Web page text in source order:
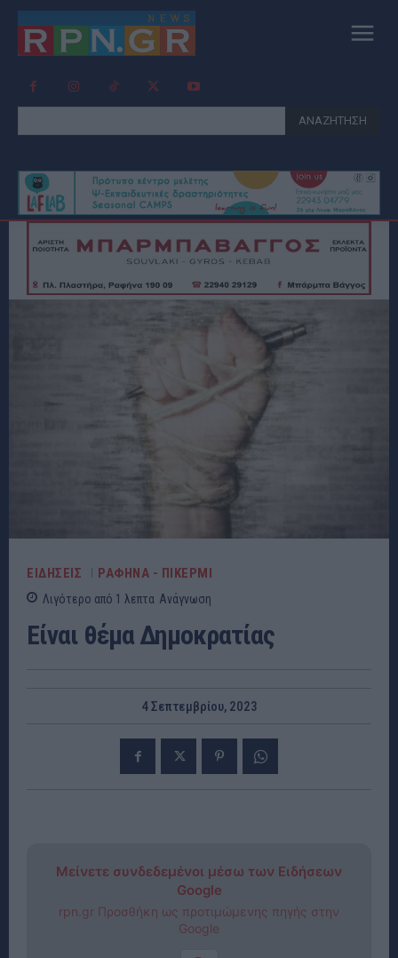
ΑΝΑΖΗΤΗΣΗ
ΕΙΔΗΣΕΙΣ ΡΑΦΗΝΑ - ΠΙΚΕΡΜΙ
Λιγότερο από 1 λεπτα Ανάγνωση
Είναι θέμα Δημοκρατίας
4 Σεπτεμβρίου, 2023
Μείνετε συνδεδεμένοι μέσω των Ειδήσεων
Google
rpn.gr Προσθήκη ως προτιμώμενης πηγής στην
Google